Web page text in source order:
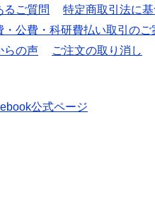
るご質問
特定商取引法に
・公費・科研費払い取引のご
らの声 ご注文の取り消し
公式ページ